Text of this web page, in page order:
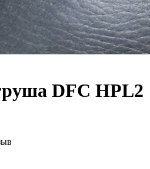
DFC HPL2